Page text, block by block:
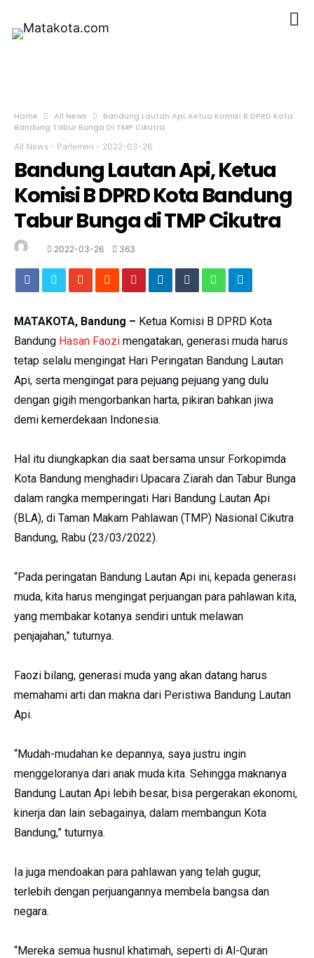
Home All News
Bandung Lautan Api, Ketua Komisi B DPRD Kota
Bandung Tabur Bunga Di TMP Cikutra
All News - Parlemen - 2022-03-26
Bandung Lautan Api, Ketua
Komisi B DPRD Kota Bandung
Tabur Bunga di TMP Cikutra
2022-03-26 363
MATAKOTA, Bandung – Ketua Komisi B DPRD Kota
Bandung Hasan Faozi mengatakan, generasi muda harus
tetap selalu mengingat Hari Peringatan Bandung Lautan
Api, serta mengingat para pejuang pejuang yang dulu
dengan gigih mengorbankan harta, pikiran bahkan jiwa
demi kemerdekaan Indonesia.
Hal itu diungkapkan dia saat bersama unsur Forkopimda
Kota Bandung menghadiri Upacara Ziarah dan Tabur Bunga
dalam rangka memperingati Hari Bandung Lautan Api
(BLA), di Taman Makam Pahlawan (TMP) Nasional Cikutra
Bandung, Rabu (23/03/2022).
“Pada peringatan Bandung Lautan Api ini, kepada generasi
muda, kita harus mengingat perjuangan para pahlawan kita,
yang membakar kotanya sendiri untuk melawan
penjajahan,” tuturnya.
Faozi bilang, generasi muda yang akan datang harus
memahami arti dan makna dari Peristiwa Bandung Lautan
Api.
“Mudah-mudahan ke depannya, saya justru ingin
menggeloranya dari anak muda kita. Sehingga maknanya
Bandung Lautan Api lebih besar, bisa pergerakan ekonomi,
kinerja dan lain sebagainya, dalam membangun Kota
Bandung,” tuturnya.
Ia juga mendoakan para pahlawan yang telah gugur,
terlebih dengan perjuangannya membela bangsa dan
negara.
“Mereka semua husnul khatimah, seperti di Al-Quran